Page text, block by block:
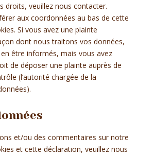
droits, veuillez nous contacter.
aux coordonnées au bas de cette
Si vous avez une plainte
dont nous traitons vos données,
être informés, mais vous avez
de déposer une plainte auprès de
(l’autorité chargée de la
et/ou des commentaires sur notre
et cette déclaration, veuillez nous